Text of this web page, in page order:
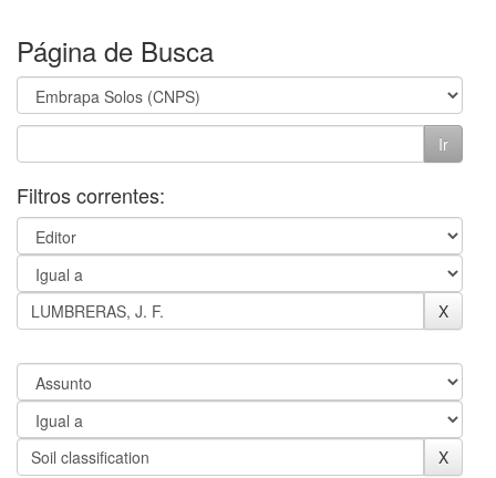
Página de Busca
Filtros correntes: